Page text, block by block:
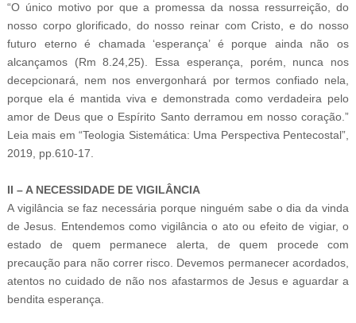
“O único motivo por que a promessa da nossa ressurreição, do
nosso corpo glorificado, do nosso reinar com Cristo, e do nosso
futuro eterno é chamada ‘esperança’ é porque ainda não os
alcançamos (Rm 8.24,25). Essa esperança, porém, nunca nos
decepcionará, nem nos envergonhará por termos confiado nela,
porque ela é mantida viva e demonstrada como verdadeira pelo
amor de Deus que o Espírito Santo derramou em nosso coração.”
Leia mais em “Teologia Sistemática: Uma Perspectiva Pentecostal”,
2019, pp.610-17.
II – A NECESSIDADE DE VIGILÂNCIA
A vigilância se faz necessária porque ninguém sabe o dia da vinda
de Jesus. Entendemos como vigilância o ato ou efeito de vigiar, o
estado de quem permanece alerta, de quem procede com
precaução para não correr risco. Devemos permanecer acordados,
atentos no cuidado de não nos afastarmos de Jesus e aguardar a
bendita esperança.